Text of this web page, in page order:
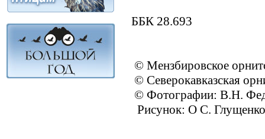
ББК 28.693
© Мензбировское
© Северокавказская
© Фотографии: В.Н.
Рисунок: О С.